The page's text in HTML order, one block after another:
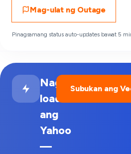
Mag-ulat ng Outage
Pinagsamang status auto-updates bawat 5
Naglo-
load
ang
Yahoo
—
Subukan ang